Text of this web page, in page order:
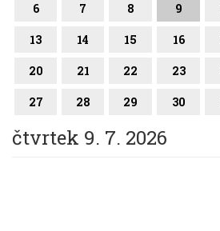
6 7 8 9
13 14 15 16
20 21 22 23
27 28 29 30
čtvrtek 9. 7. 2026